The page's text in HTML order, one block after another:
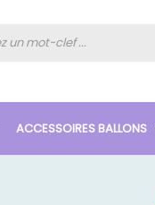
ACCESSOIRES BALLONS